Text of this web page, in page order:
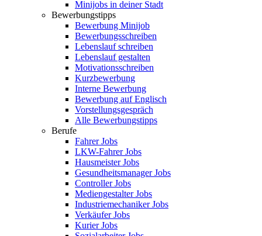
Minijobs in deiner Stadt
Bewerbungstipps
Bewerbung Minijob
Bewerbungsschreiben
Lebenslauf schreiben
Lebenslauf gestalten
Motivationsschreiben
Kurzbewerbung
Interne Bewerbung
Bewerbung auf Englisch
Vorstellungsgespräch
Alle Bewerbungstipps
Berufe
Fahrer Jobs
LKW-Fahrer Jobs
Hausmeister Jobs
Gesundheitsmanager Jobs
Controller Jobs
Mediengestalter Jobs
Industriemechaniker Jobs
Verkäufer Jobs
Kurier Jobs